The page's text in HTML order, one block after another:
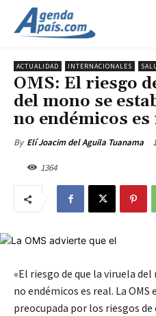
ACTUALIDAD INTERNACIONALES
OMS: El riesgo
del mono se
no endémicos es
By Elí Joacim del Aguila Tuanama
1364
«El riesgo de que la viruela
no endémicos es real. La
preocupada por los riesgos